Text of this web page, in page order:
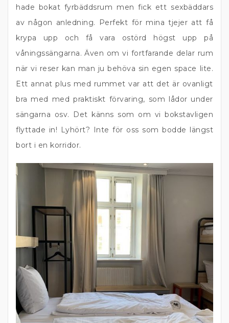
hade bokat fyrbäddsrum men fick ett sexbäddars
av någon anledning. Perfekt för mina tjejer att få
krypa upp och få vara ostörd högst upp på
våningssängarna. Även om vi fortfarande delar rum
när vi reser kan man ju behöva sin egen space lite.
Ett annat plus med rummet var att det är ovanligt
bra med med praktiskt förvaring, som lådor under
sängarna osv. Det känns som om vi bokstavligen
flyttade in! Lyhört? Inte för oss som bodde längst
bort i en korridor.